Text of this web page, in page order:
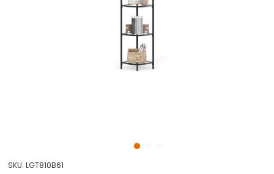
SKU: LGT810B61